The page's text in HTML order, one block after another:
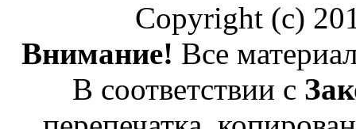
Copyright (c)
Внимание! Все
В соответствии с